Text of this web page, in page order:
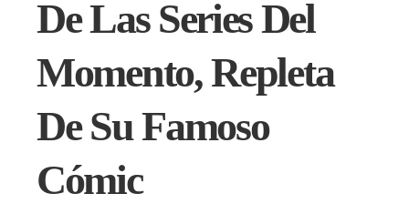
De Las Series Del
Momento, Repleta
De Su Famoso
Cómic